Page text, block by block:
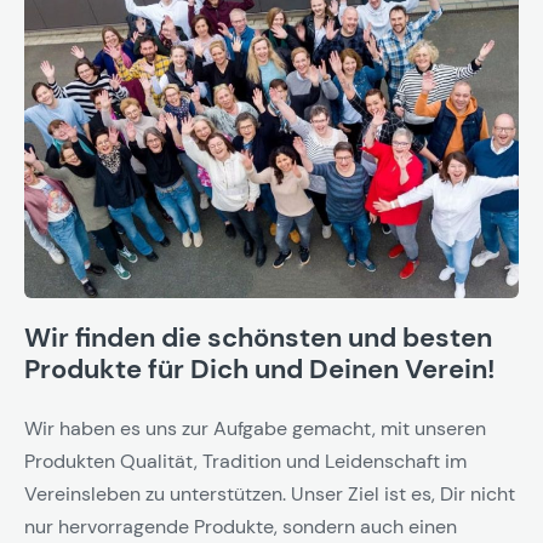
Wir finden die schönsten und besten
Produkte für Dich und Deinen Verein!
Wir haben es uns zur Aufgabe gemacht, mit unseren
Produkten Qualität, Tradition und Leidenschaft im
Vereinsleben zu unterstützen. Unser Ziel ist es, Dir nicht
nur hervorragende Produkte, sondern auch einen